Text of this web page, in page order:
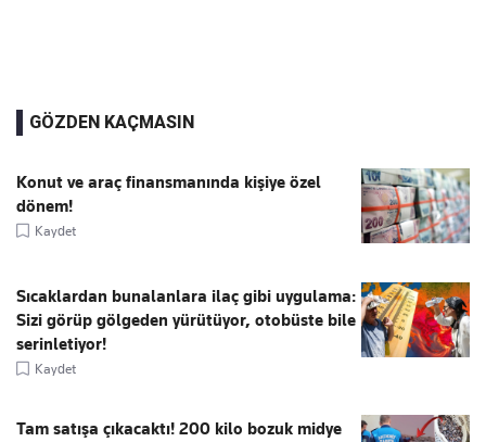
GÖZDEN KAÇMASIN
Konut ve araç finansmanında kişiye özel
dönem!
Kaydet
Sıcaklardan bunalanlara ilaç gibi uygulama:
Sizi görüp gölgeden yürütüyor, otobüste bile
serinletiyor!
Kaydet
Tam satışa çıkacaktı! 200 kilo bozuk midye